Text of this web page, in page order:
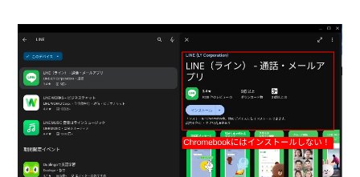
ChromebookでGeminiを使う方法Chrome...